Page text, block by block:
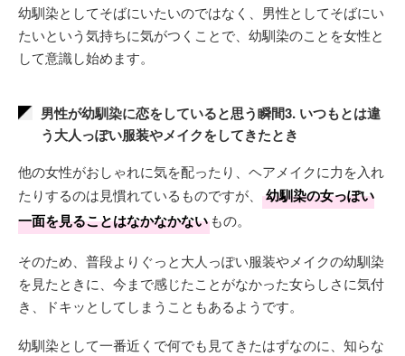
幼馴染としてそばにいたいのではなく、男性としてそばにい
たいという気持ちに気がつくことで、幼馴染のことを女性と
して意識し始めます。
男性が幼馴染に恋をしていると思う瞬間3. いつもとは違
う大人っぽい服装やメイクをしてきたとき
他の女性がおしゃれに気を配ったり、ヘアメイクに力を入れ
たりするのは見慣れているものですが、
幼馴染の女っぽい
一面を見ることはなかなかない もの。
そのため、普段よりぐっと大人っぽい服装やメイクの幼馴染
を見たときに、今まで感じたことがなかった女らしさに気付
き、ドキッとしてしまうこともあるようです。
幼馴染として一番近くで何でも見てきたはずなのに、知らな